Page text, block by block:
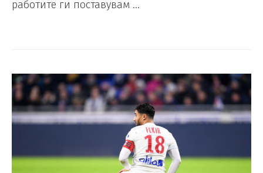
работите ги поставувам …